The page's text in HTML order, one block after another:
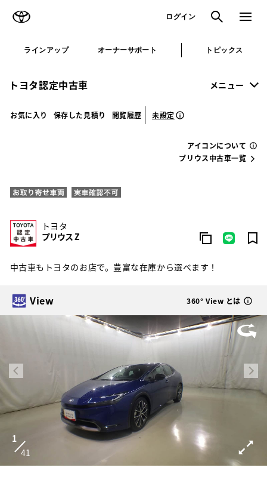
ログイン 検索 メニュ
ラインアップ オーナーサポート トピックス
トヨタ認定中古車 メニュー
お気に入り 保存した見積り 閲覧履歴 未設定
アイコンについて
プリウス中古車一覧
トヨタ
プリウス Z
中古車もトヨタのお店で。豊富な在庫から選べます！
View 360° View とは
1
41